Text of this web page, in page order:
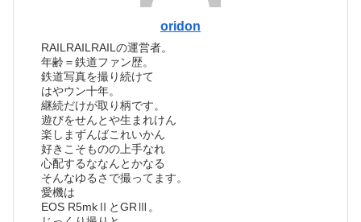
oridon
RAILRAILRAILの運営者。
年齢＝鉄道ファン歴。
鉄道写真を撮り続けて
はやウン十年。
継続だけが取り柄です。
遊びをせんとや生まれけん
楽しまずんばこれいかん
好きこそものの上手なれ
心配するななんとかなる
そんなゆるさで撮ってます。
愛機は
EOS R5mkⅡとGRⅢ。